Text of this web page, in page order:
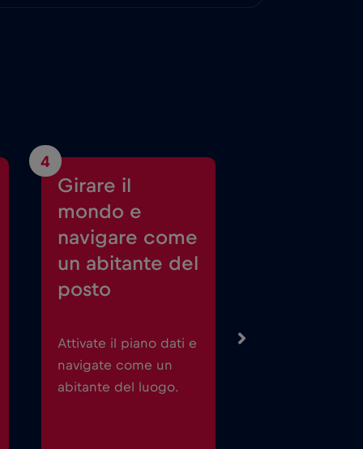
4
Girare il
mondo e
navigare come
un abitante del
posto
Attivate il piano dati e
navigate come un
abitante del luogo.